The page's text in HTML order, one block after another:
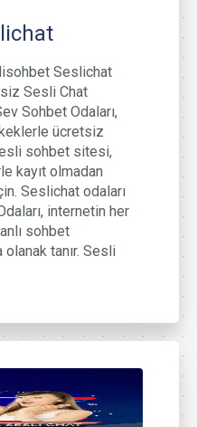
Seslichat
Sesli Chat
Sohbet Odaları,
ücretsiz
sohbet sitesi,
kayıt olmadan
Seslichat odaları
internetin her
sohbet
olanak tanır. Sesli